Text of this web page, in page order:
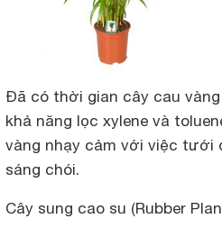
Đã có thời gian cây cau
khả năng lọc xylene và
vàng nhạy cảm với việc
sáng chói.
Cây sung cao su (Rubber